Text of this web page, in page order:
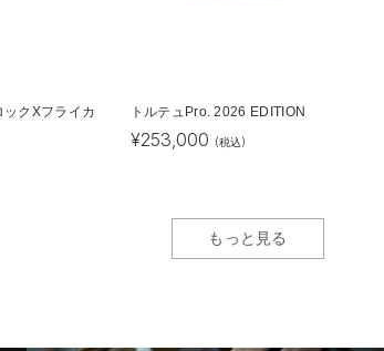
クXフライカ トルテュPro. 2026 EDITION
¥253,000 (税込)
もっと見る